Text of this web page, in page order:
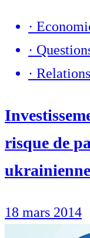
·
·
·
risque de
ukrainienne
18 mars 2014